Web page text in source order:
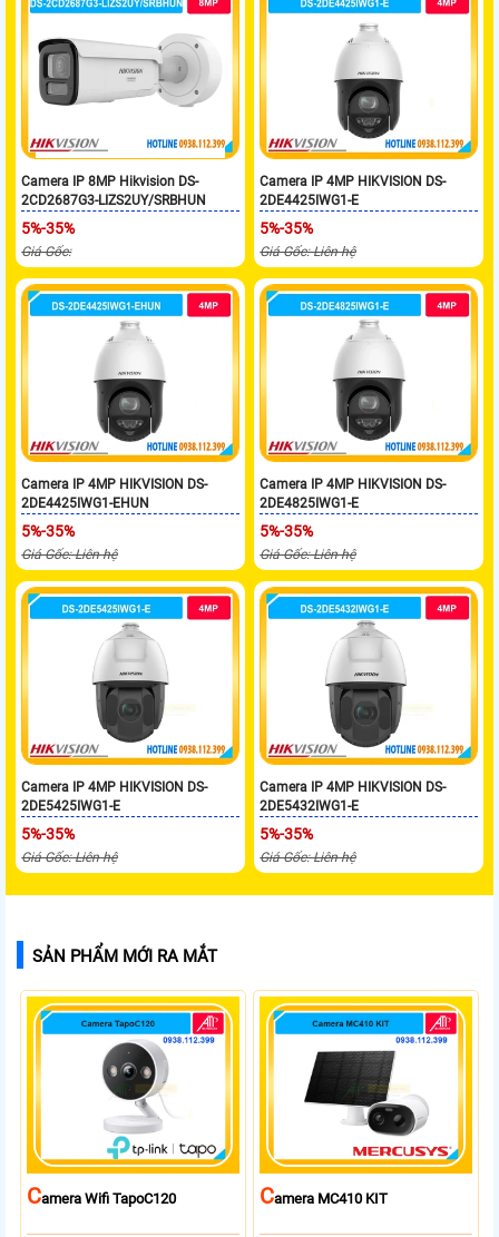
Camera IP 8MP Hikvision DS-
2CD2687G3-LIZS2UY/SRBHUN
5%-35%
Giá Gốc:
Camera IP 4MP HIKVISION DS-
2DE4425IWG1-E
5%-35%
Giá Gốc: Liên hệ
Camera IP 4MP HIKVISION DS-
2DE4425IWG1-EHUN
5%-35%
Giá Gốc: Liên hệ
Camera IP 4MP HIKVISION DS-
2DE4825IWG1-E
5%-35%
Giá Gốc: Liên hệ
Camera IP 4MP HIKVISION DS-
2DE5425IWG1-E
5%-35%
Giá Gốc: Liên hệ
Camera IP 4MP HIKVISION DS-
2DE5432IWG1-E
5%-35%
Giá Gốc: Liên hệ
SẢN PHẨM MỚI RA MẮT
CAmera Wifi TapoC120 CAmera MC410 KIT